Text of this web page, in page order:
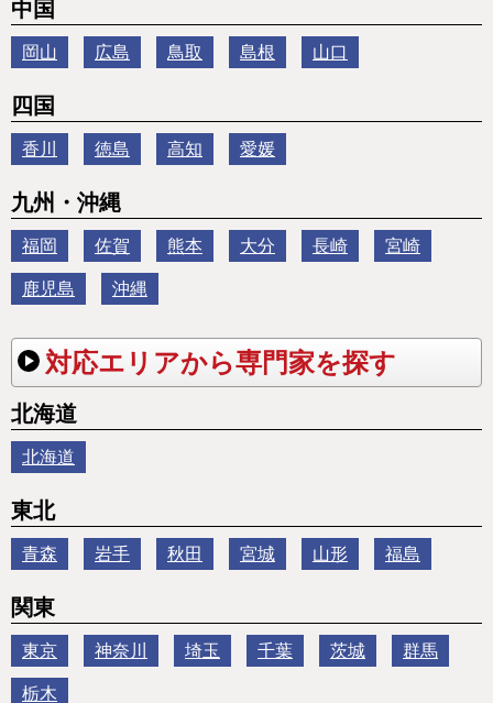
中国
岡山 広島 鳥取 島根 山口
四国
香川 徳島 高知 愛媛
九州・沖縄
福岡 佐賀 熊本 大分 長崎 宮崎
鹿児島 沖縄
対応エリアから専門家を探す
北海道
北海道
東北
青森 岩手 秋田 宮城 山形 福島
関東
東京 神奈川 埼玉 千葉 茨城 群馬
栃木